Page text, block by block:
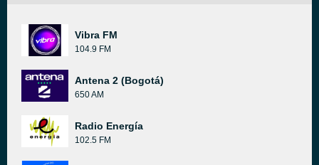
Vibra FM
104.9 FM
Antena 2 (Bogotá)
650 AM
Radio Energía
102.5 FM